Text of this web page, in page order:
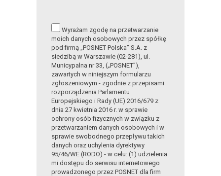
Wyrażam zgodę na przetwarzanie
moich danych osobowych przez spółkę
pod firmą „POSNET Polska” S.A. z
siedzibą w Warszawie (02-281), ul.
Municypalna nr 33, („POSNET”),
zawartych w niniejszym formularzu
zgłoszeniowym - zgodnie z przepisami
rozporządzenia Parlamentu
Europejskiego i Rady (UE) 2016/679 z
dnia 27 kwietnia 2016 r. w sprawie
ochrony osób fizycznych w związku z
przetwarzaniem danych osobowych i w
sprawie swobodnego przepływu takich
danych oraz uchylenia dyrektywy
95/46/WE (RODO) - w celu: (1) udzielenia
mi dostępu do serwisu internetowego
prowadzonego przez POSNET dla firm